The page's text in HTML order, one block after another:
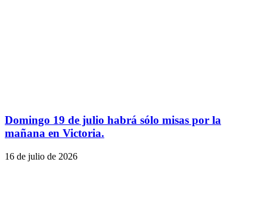
Domingo 19 de julio habrá sólo misas por la
mañana en Victoria.
16 de julio de 2026